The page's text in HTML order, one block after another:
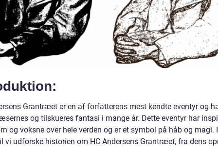
Grantræet er en af forfatterens mest kendte eventyr og
og tilskueres fantasi i mange år. Dette eventyr har
og voksne over hele verden og er et symbol på håb og magi.
vi udforske historien om HC Andersens Grantræet, fra dens